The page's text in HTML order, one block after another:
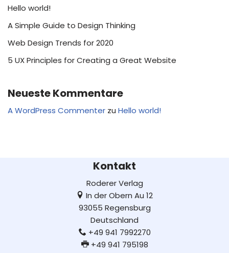
Hello world!
A Simple Guide to Design Thinking
Web Design Trends for 2020
5 UX Principles for Creating a Great Website
Neueste Kommentare
A WordPress Commenter zu Hello world!
Kontakt
Roderer Verlag
In der Obern Au 12
93055 Regensburg
Deutschland
+49 941 7992270
+49 941 795198